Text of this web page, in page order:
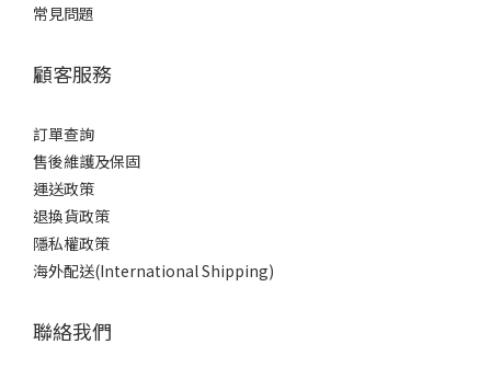
常見問題
顧客服務
訂單查詢
售後維護及保固
運送政策
退換貨政策
隱私權政策
海外配送(International Shipping)
聯絡我們